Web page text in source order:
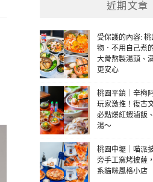
近期文章
受保護的內容:
物．不用自己煮
大骨熬製湯頭、
更安心
桃園平鎮｜辛梅
玩家激推！復古
必點爆紅蝦滷飯
湯～
桃園中壢｜喵派
旁手工窯烤披薩
系貓咪風格小店